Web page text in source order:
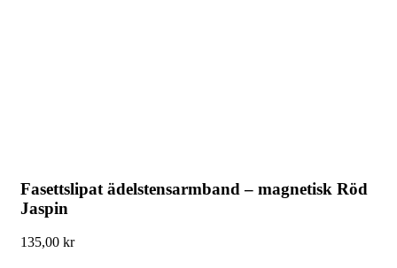
Fasettslipat ädelstensarmband – magnetisk Röd
Jaspin
135,00 kr